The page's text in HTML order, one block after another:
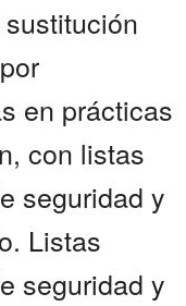
en prácticas
con listas
seguridad y
Listas
seguridad y